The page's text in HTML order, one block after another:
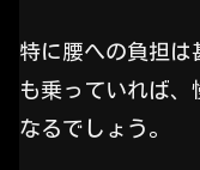
特に腰への負担は
も乗っていれば、
なるでしょう。